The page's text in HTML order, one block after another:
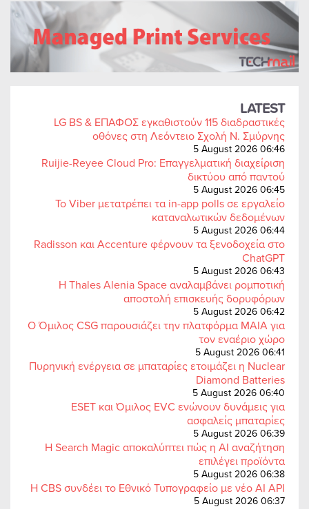
LATEST
LG BS & ΕΠΑΦΟΣ εγκαθιστούν 115 διαδραστικές
οθόνες στη Λεόντειο Σχολή Ν. Σμύρνης
5 August 2026 06:46
Ruijie-Reyee Cloud Pro: Επαγγελματική διαχείριση
δικτύου από παντού
5 August 2026 06:45
Το Viber μετατρέπει τα in-app polls σε εργαλείο
καταναλωτικών δεδομένων
5 August 2026 06:44
Radisson και Accenture φέρνουν τα ξενοδοχεία στο
ChatGPT
5 August 2026 06:43
Η Thales Alenia Space αναλαμβάνει ρομποτική
αποστολή επισκευής δορυφόρων
5 August 2026 06:42
Ο Όμιλος CSG παρουσιάζει την πλατφόρμα MAIA για
τον εναέριο χώρο
5 August 2026 06:41
Πυρηνική ενέργεια σε μπαταρίες ετοιμάζει η Nuclear
Diamond Batteries
5 August 2026 06:40
ESET και Όμιλος EVC ενώνουν δυνάμεις για
ασφαλείς μπαταρίες
5 August 2026 06:39
Η Search Magic αποκαλύπτει πώς η AI αναζήτηση
επιλέγει προϊόντα
5 August 2026 06:38
Η CBS συνδέει το Εθνικό Τυπογραφείο με νέο AI API
5 August 2026 06:37